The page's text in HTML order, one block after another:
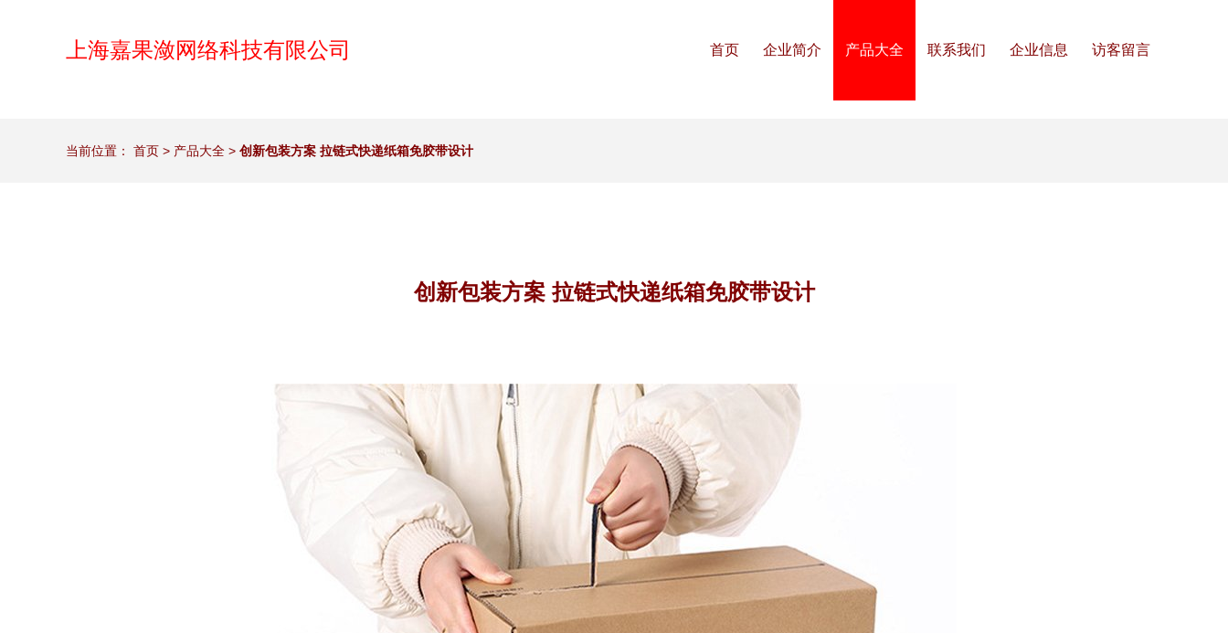
上海嘉果潋网络科技有限公司 首页 企业简介 产品大全 联系我们 企业信息 访客留言
当前位置： 首页 > 产品大全 > 创新包装方案 拉链式快递纸箱免胶带设计
创新包装方案 拉链式快递纸箱免胶带设计